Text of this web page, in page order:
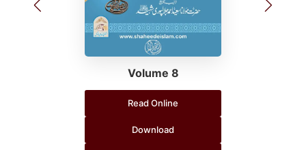
Volume 8
Read Online
Download